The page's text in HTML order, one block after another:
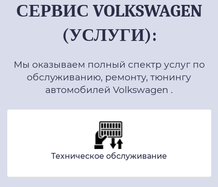
СЕРВИС VOLKSWAGEN
(УСЛУГИ):
Мы оказываем полный спектр услуг по
обслуживанию, ремонту, тюнингу
автомобилей Volkswagen .
Техническое обслуживание